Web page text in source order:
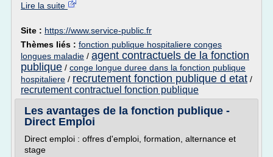
Lire la suite
Site : https://www.service-public.fr
Thèmes liés : fonction publique hospitaliere conges
longues maladie / agent contractuels de la fonction
publique / conge longue duree dans la fonction publique
hospitaliere / recrutement fonction publique d etat /
recrutement contractuel fonction publique
Les avantages de la fonction publique -
Direct Emploi
Direct emploi : offres d'emploi, formation, alternance et
stage